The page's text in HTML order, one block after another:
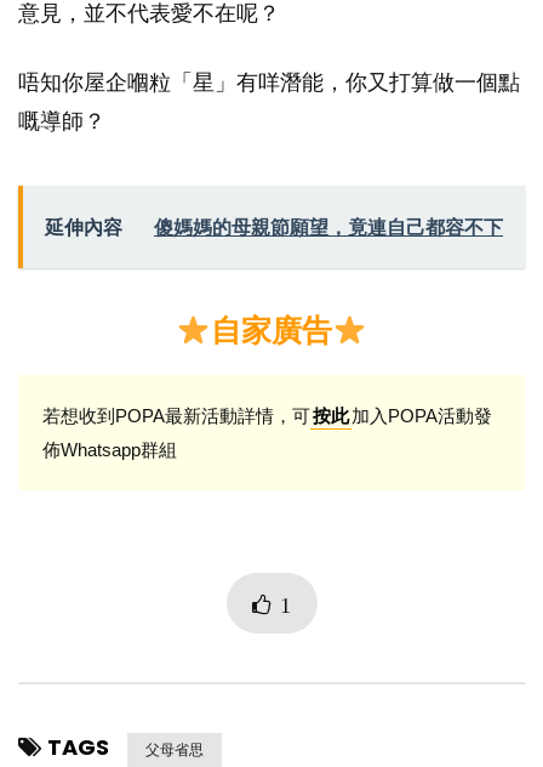
意見，並不代表愛不在呢？
唔知你屋企嗰粒「星」有咩潛能，你又打算做一個點
嘅導師？
延伸內容 傻媽媽的母親節願望，竟連自己都容不下
自家廣告
若想收到POPA最新活動詳情，可按此加入POPA活動發
佈Whatsapp群組
1
TAGS 父母省思